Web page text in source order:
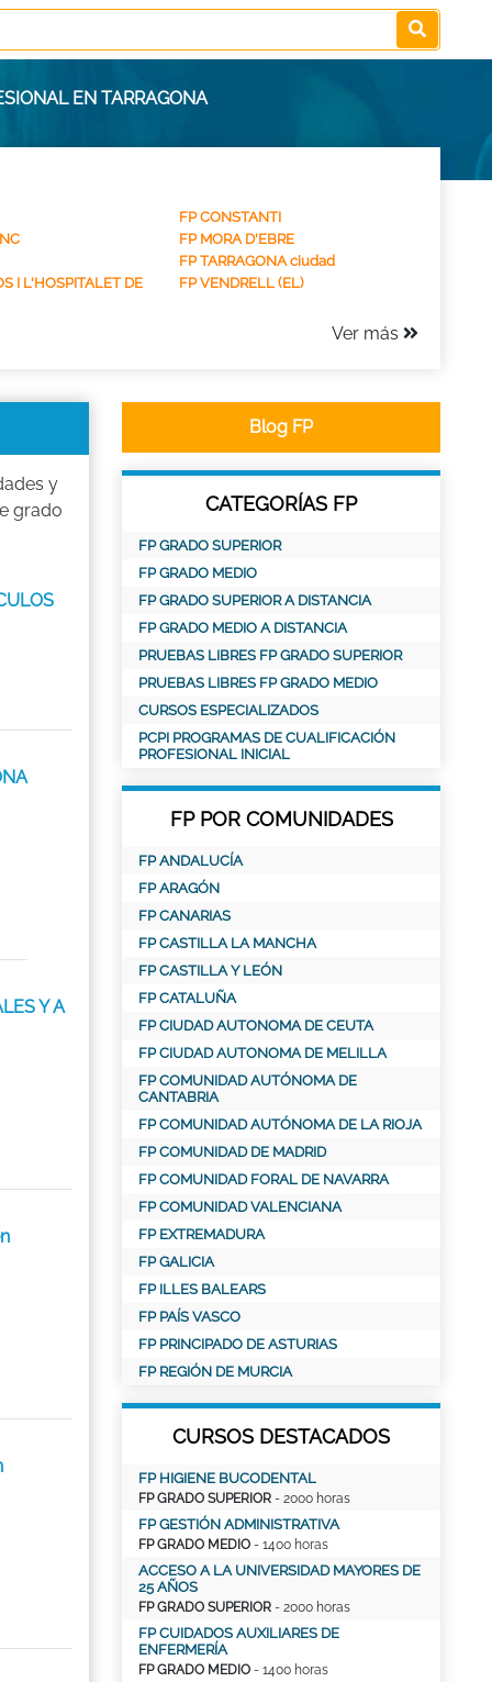
EN TARRAGONA
FP CONSTANTI
FP MORA D'EBRE
FP TARRAGONA ciudad
I L'HOSPITALET DE
FP VENDRELL (EL)
Ver más
y
grado
Y A
Blog FP
CATEGORÍAS FP
FP GRADO SUPERIOR
FP GRADO MEDIO
FP GRADO SUPERIOR A DISTANCIA
FP GRADO MEDIO A DISTANCIA
PRUEBAS LIBRES FP GRADO SUPERIOR
PRUEBAS LIBRES FP GRADO MEDIO
CURSOS ESPECIALIZADOS
PCPI PROGRAMAS DE CUALIFICACIÓN
PROFESIONAL INICIAL
FP POR COMUNIDADES
FP ANDALUCÍA
FP ARAGÓN
FP CANARIAS
FP CASTILLA LA MANCHA
FP CASTILLA Y LEÓN
FP CATALUÑA
FP CIUDAD AUTONOMA DE CEUTA
FP CIUDAD AUTONOMA DE MELILLA
FP COMUNIDAD AUTÓNOMA DE
CANTABRIA
FP COMUNIDAD AUTÓNOMA DE LA RIOJA
FP COMUNIDAD DE MADRID
FP COMUNIDAD FORAL DE NAVARRA
FP COMUNIDAD VALENCIANA
FP EXTREMADURA
FP GALICIA
FP ILLES BALEARS
FP PAÍS VASCO
FP PRINCIPADO DE ASTURIAS
FP REGIÓN DE MURCIA
CURSOS DESTACADOS
FP HIGIENE BUCODENTAL
FP GRADO SUPERIOR - 2000 horas
FP GESTIÓN ADMINISTRATIVA
FP GRADO MEDIO - 1400 horas
ACCESO A LA UNIVERSIDAD MAYORES DE
25 AÑOS
FP GRADO SUPERIOR - 2000 horas
FP CUIDADOS AUXILIARES DE
ENFERMERÍA
FP GRADO MEDIO - 1400 horas